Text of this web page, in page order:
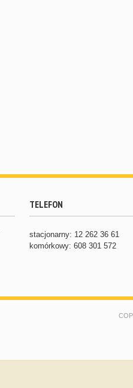
TELEFON
stacjonarny: 12 262 36 61
komórkowy: 608 301 572